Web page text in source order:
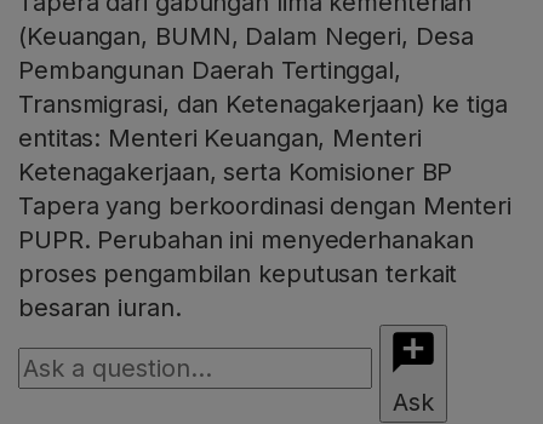
(Keuangan, BUMN, Dalam Negeri, Desa
Pembangunan Daerah Tertinggal,
Transmigrasi, dan Ketenagakerjaan) ke tiga
entitas: Menteri Keuangan, Menteri
Ketenagakerjaan, serta Komisioner BP
Tapera yang berkoordinasi dengan Menteri
PUPR. Perubahan ini menyederhanakan
proses pengambilan keputusan terkait
besaran iuran.
Ask